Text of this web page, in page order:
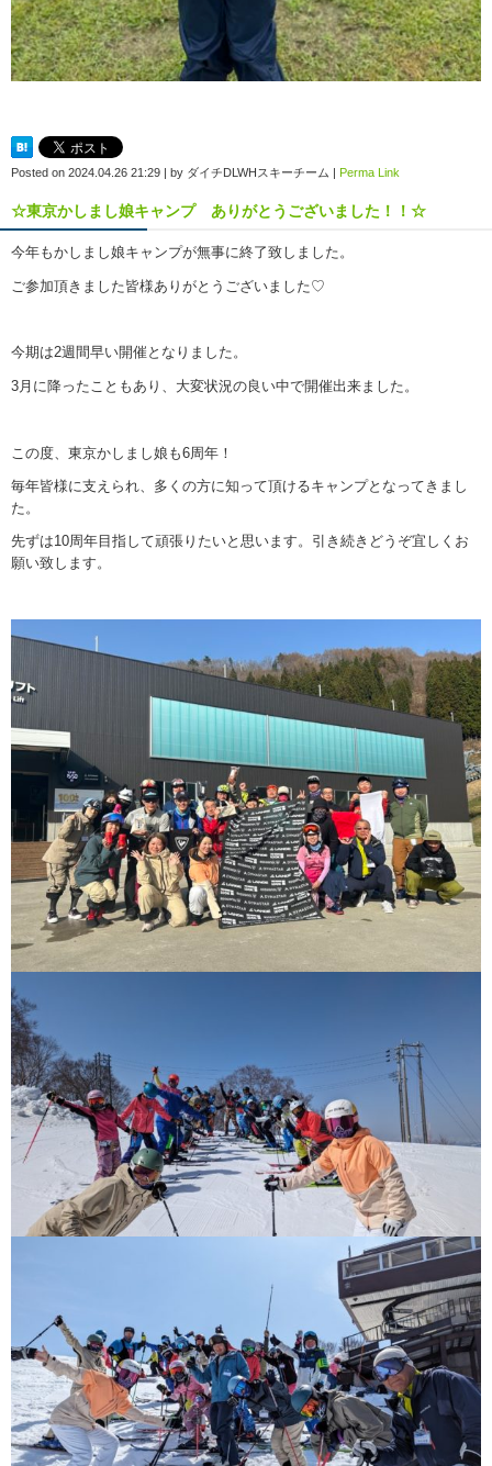
Posted on 2024.04.26 21:29 by ダイチDLWHスキーチーム Perma Link
☆東京かしまし娘キャンプ ありがとうございました！！☆
今年もかしまし娘キャンプが無事に終了致しました。
ご参加頂きました皆様ありがとうございました♡
今期は2週間早い開催となりました。
3月に降ったこともあり、大変状況の良い中で開催出来ました。
この度、東京かしまし娘も6周年！
毎年皆様に支えられ、多くの方に知って頂けるキャンプとなってきまし
た。
先ずは10周年目指して頑張りたいと思います。引き続きどうぞ宜しくお
願い致します。